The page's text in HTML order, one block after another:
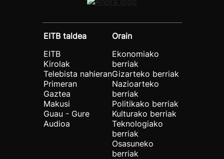
EITB taldea
EITB
Kirolak
Telebista nahieran
Primeran
Gaztea
Makusi
Guau - Gure
Audioa
Orain
Ekonomiako
berriak
Gizarteko berriak
Nazioarteko
berriak
Politikako berriak
Kulturako berriak
Teknologiako
berriak
Osasuneko
berriak